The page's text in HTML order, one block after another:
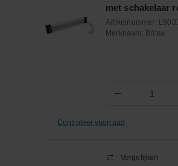
met schakelaar
12/24V 770
Artikelnummer:
Merknaam: Britax
− Aantal
Controleer voorraad
Vergelijken